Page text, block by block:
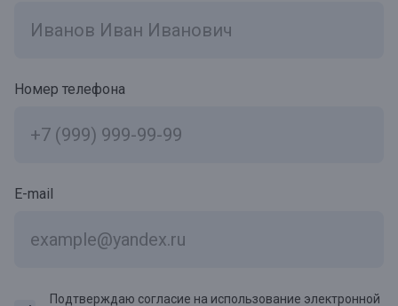
Номер телефона
E-mail
Подтверждаю согласие на использование электронной